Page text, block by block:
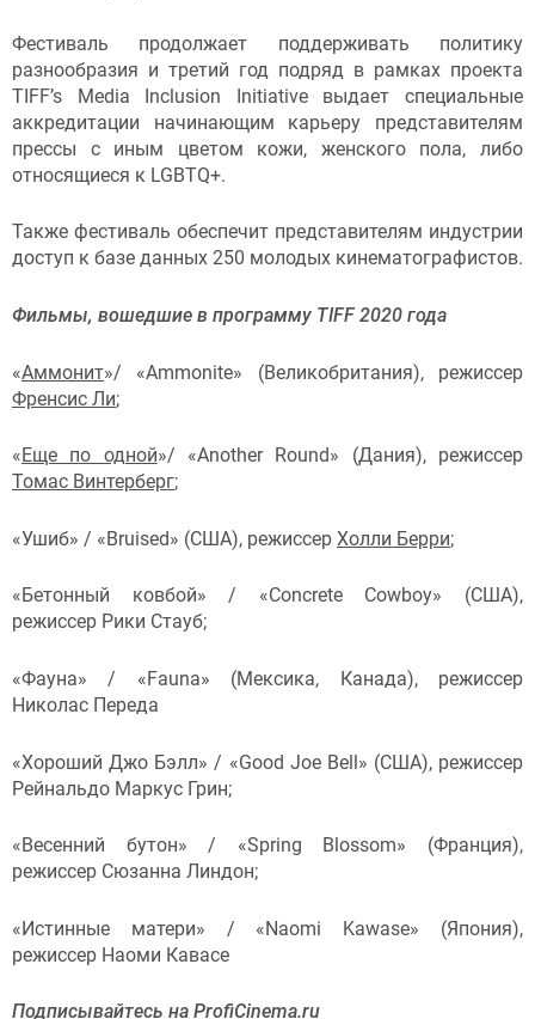
Фестиваль продолжает поддерживать политику
разнообразия и третий год подряд в рамках проекта
TIFF’s Media Inclusion Initiative выдает специальные
аккредитации начинающим карьеру представителям
прессы с иным цветом кожи, женского пола, либо
относящиеся к LGBTQ+.
Также фестиваль обеспечит представителям индустрии
доступ к базе данных 250 молодых кинематографистов.
Фильмы, вошедшие в программу TIFF 2020 года
«Аммонит»/ «Ammonite» (Великобритания), режиссер
Френсис Ли;
«Еще по одной»/ «Another Round» (Дания), режиссер
Томас Винтерберг;
«Ушиб» / «Bruised» (США), режиссер Холли Берри;
«Бетонный ковбой» / «Concrete Cowboy» (США),
режиссер Рики Стауб;
«Фауна» / «Fauna» (Мексика, Канада), режиссер
Николас Переда
«Хороший Джо Бэлл» / «Good Joe Bell» (США), режиссер
Рейнальдо Маркус Грин;
«Весенний бутон» / «Spring Blossom» (Франция),
режиссер Сюзанна Линдон;
«Истинные матери» / «Naomi Kawase» (Япония),
режиссер Наоми Кавасе
Подписывайтесь на ProfiCinema.ru